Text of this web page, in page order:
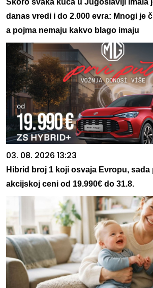
danas vredi i do 2.000 evra: Mnogi je
a pojma nemaju kakvo blago imaju
03. 08. 2026 13:23
Hibrid broj 1 koji osvaja Evropu,
akcijskoj ceni od 19.990€ do 31.8.